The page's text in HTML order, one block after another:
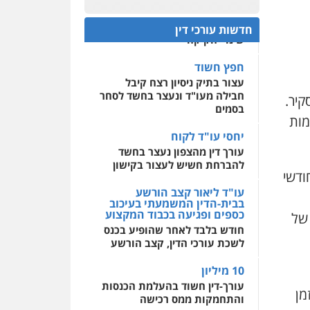
לעונש ביקשה התביעה לגזור על הנאשם 20 חודשי
של
והונאה
עו"ד שלי גורביץ – לוי
משפט פלילי פשיעה
0544218336
משרד עורכי דין חן ברוך
וחקירות
0505078733
משרד עורכי דין טאי
פלילי
מרב"ד
מרכז התחלה חדשה
שירותים מקצועיים לעורכי
דין
0544500346
טיפול ושיקום
טיפול בהתמכרויות
שירותים מקצועיים לעורכי
דין
0504062539
עו"ד ד"ר אבי שקד
עבירות כלכליות הלבנת
הון חילוטים עבירות
0544385337
איתי חקירות –
שירותים לעורכי דין
חדשות עורכי דין
המהפכה הטכנולגית שמחייבת
שינויי חקיקה
חפץ חשוד
עצור בתיק ניסיון רצח קיבל
חבילה מעו"ד ונעצר בחשד לסחר
בסמים
יחסי עו"ד לקוח
עורך דין מהצפון נעצר בחשד
להברחת חשיש לעצור בקישון
עו"ד ליאור קצב הורשע
בבית-הדין המשמעתי בעיכוב
כספים ופגיעה בכבוד המקצוע
חודש בלבד לאחר שהופיע בכנס
לשכת עורכי הדין, קצב הורשע
10 מיליון
עורך-דין חשוד בהעלמת הכנסות
והתחמקות ממס רכישה